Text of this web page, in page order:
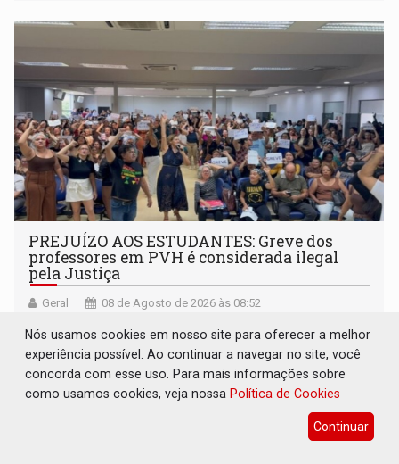
PREJUÍZO AOS ESTUDANTES: Greve dos
professores em PVH é considerada ilegal
pela Justiça
Geral 08 de Agosto de 2026 às 08:52
Desembargador aponta que negociações não foram
esgotadas
Nós usamos cookies em nosso site para oferecer a melhor
experiência possível. Ao continuar a navegar no site, você
concorda com esse uso. Para mais informações sobre
como usamos cookies, veja nossa Política de Cookies
Continuar